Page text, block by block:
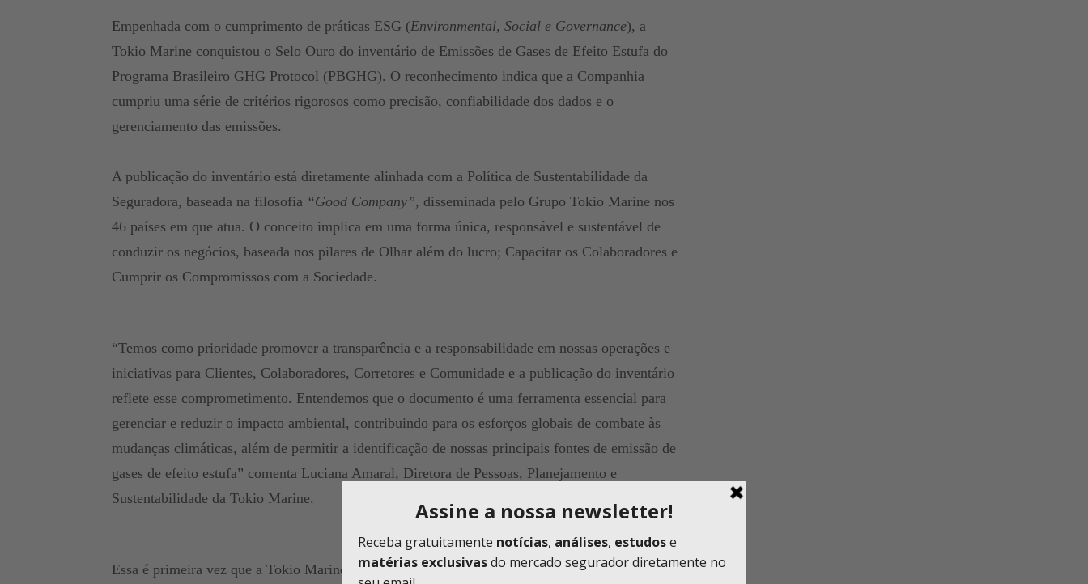
Empenhada com o cumprimento de práticas ESG (Environmental, Social e Governance), a
Tokio Marine conquistou o Selo Ouro do inventário de Emissões de Gases de Efeito Estufa do
Programa Brasileiro GHG Protocol (PBGHG). O reconhecimento indica que a Companhia
cumpriu uma série de critérios rigorosos como precisão, confiabilidade dos dados e o
gerenciamento das emissões.
A publicação do inventário está diretamente alinhada com a Política de Sustentabilidade da
Seguradora, baseada na filosofia “Good Company”, disseminada pelo Grupo Tokio Marine nos
46 países em que atua. O conceito implica em uma forma única, responsável e sustentável de
conduzir os negócios, baseada nos pilares de Olhar além do lucro; Capacitar os Colaboradores e
Cumprir os Compromissos com a Sociedade.
“Temos como prioridade promover a transparência e a responsabilidade em nossas operações e
iniciativas para Clientes, Colaboradores, Corretores e Comunidade e a publicação do inventário
reflete esse comprometimento. Entendemos que o documento é uma ferramenta essencial para
gerenciar e reduzir o impacto ambiental, contribuindo para os esforços globais de combate às
mudanças climáticas, além de permitir a identificação de nossas principais fontes de emissão de
gases de efeito estufa” comenta Luciana Amaral, Diretora de Pessoas, Planejamento e
Sustentabilidade da Tokio Marine.
Essa é primeira vez que a Tokio Marine publica o inventário, que contabilizou as emissões dos